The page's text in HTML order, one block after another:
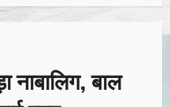
नाबालिग, बाल